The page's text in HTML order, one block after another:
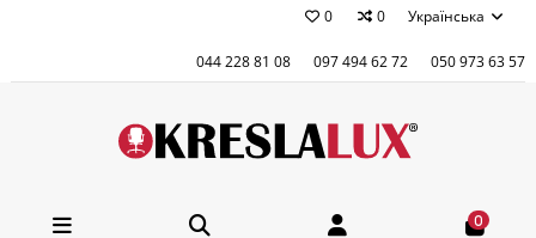
0 0 Українська
044 228 81 08 097 494 62 72 050 973 63 57
0